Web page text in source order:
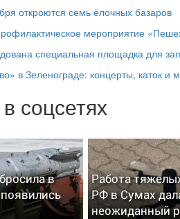
откроются семь ёлочных базаров
мероприятие
специальная площадка для
в Зеленограде: концерты, каток и
соцсетях
в
Работа
РФ в Сумах
неожиданный